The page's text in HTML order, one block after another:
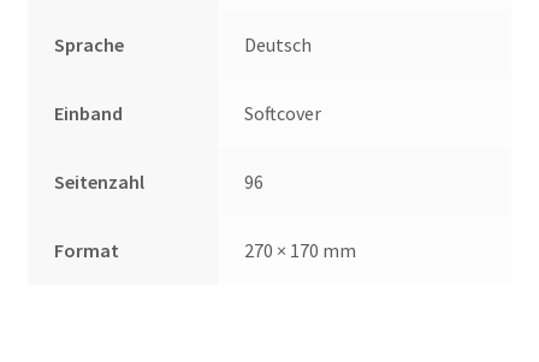
Sprache Deutsch
Einband Softcover
Seitenzahl 96
Format 270 × 170 mm